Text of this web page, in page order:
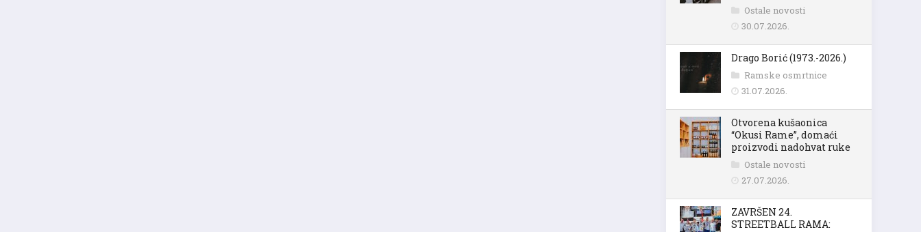
Ostale novosti
30.07.2026.
Drago Borić (1973.-2026.)
Ramske osmrtnice
31.07.2026.
Otvorena kušaonica
“Okusi Rame”, domaći
proizvodi nadohvat ruke
Ostale novosti
27.07.2026.
ZAVRŠEN 24.
STREETBALL RAMA: